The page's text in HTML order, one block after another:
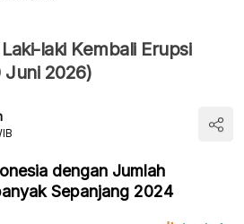
laki Kembali Erupsi
Juni 2026)
dengan Jumlah
Sepanjang 2024